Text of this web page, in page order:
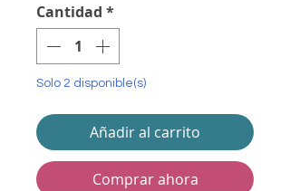
Cantidad *
Solo 2 disponible(s)
Añadir al carrito
Comprar ahora